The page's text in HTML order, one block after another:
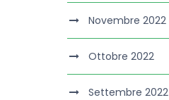
Novembre 2022
Ottobre 2022
Settembre 2022